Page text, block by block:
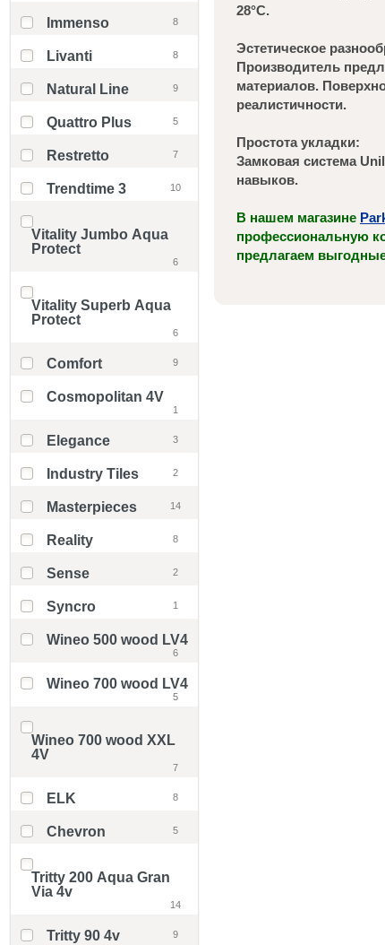
28°C.
Эстетическое
Производитель
материалов.
реалистичности.
Простота укладки:
Замковая система
навыков.
В нашем магазине
профессиональную
предлагаем
Immenso 8
Livanti 8
Natural Line 9
Quattro Plus 5
Restretto 7
Trendtime 3 10
Vitality Jumbo Aqua
Protect
6
Vitality Superb Aqua
Protect
6
Comfort 9
Cosmopolitan 4V
1
Elegance 3
Industry Tiles 2
Masterpieces 14
Reality 8
Sense 2
Syncro 1
Wineo 500 wood LV4
6
Wineo 700 wood LV4
5
Wineo 700 wood XXL
4V
7
ELK 8
Chevron 5
Tritty 200 Aqua Gran
Via 4v
14
Tritty 90 4v 9